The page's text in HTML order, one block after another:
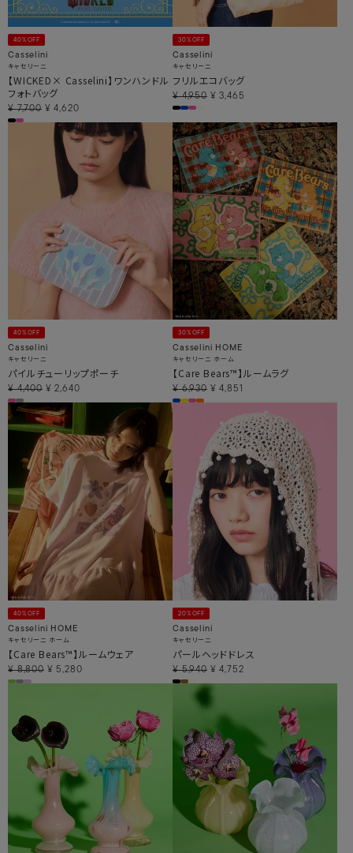
40%OFF
Casselini
キャセリーニ
【WICKED× Casselini】ワンハンドル
フォトバッグ
¥ 7,700 ¥ 4,620
30%OFF
Casselini
キャセリーニ
フリルエコバッグ
¥ 4,950 ¥ 3,465
40%OFF
Casselini
キャセリーニ
パイルチューリップポーチ
¥ 4,400 ¥ 2,640
30%OFF
Casselini HOME
キャセリーニ ホーム
【Care Bears™】ルームラグ
¥ 6,930 ¥ 4,851
40%OFF
Casselini HOME
キャセリーニ ホーム
【Care Bears™】ルームウェア
¥ 8,800 ¥ 5,280
20%OFF
Casselini
キャセリーニ
パールヘッドドレス
¥ 5,940 ¥ 4,752